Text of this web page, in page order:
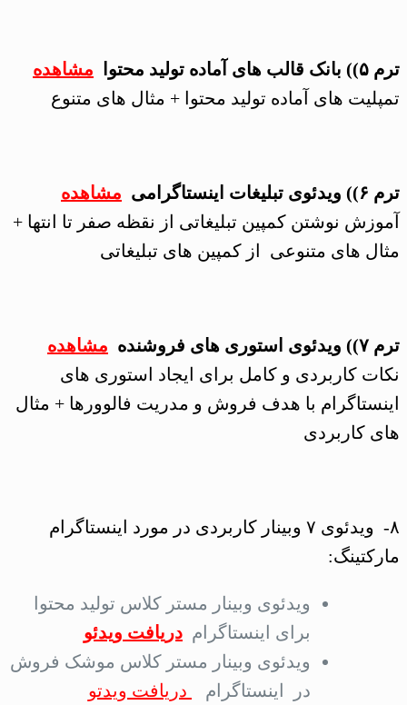
ترم ۵)) بانک قالب های آماده تولید محتوا
مشاهده
تمپلیت های آماده تولید محتوا + مثال های متنوع
ترم ۶)) ویدئوی تبلیغات اینستاگرامی
مشاهده
آموزش نوشتن کمپین تبلیغاتی از نقظه صفر تا انتها +
مثال های متنوعی از کمپین های تبلیغاتی
ترم ۷)) ویدئوی استوری های فروشنده
مشاهده
نکات کاربردی و کامل برای ایجاد استوری های
اینستاگرام با هدف فروش و مدریت فالوورها + مثال
های کاربردی
۸- ویدئوی ۷ وبینار کاربردی در مورد اینستاگرام
مارکتینگ:
ویدئوی وبینار مستر کلاس تولید محتوا
برای اینستاگرام دریافت ویدئو
ویدئوی وبینار مستر کلاس موشک فروش
در اینستاگرام
دریافت ویدتو